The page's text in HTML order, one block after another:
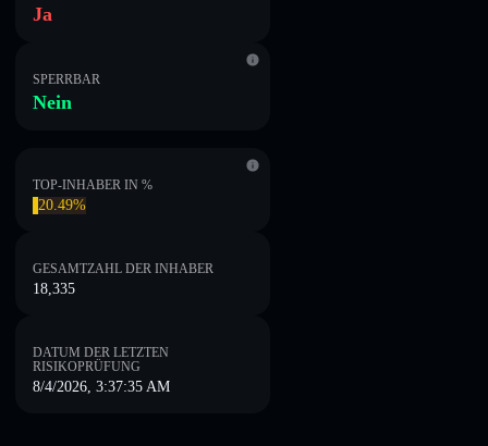
Ja
SPERRBAR
Nein
TOP-INHABER IN %
20.49%
GESAMTZAHL DER INHABER
18,335
DATUM DER LETZTEN
RISIKOPRÜFUNG
8/4/2026, 3:37:35 AM